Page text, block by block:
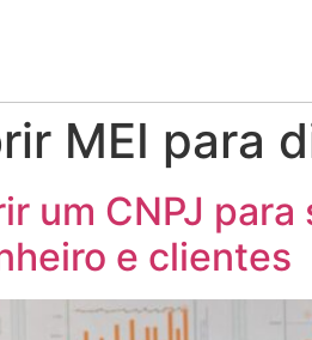
MEI para
um CNPJ
e clientes